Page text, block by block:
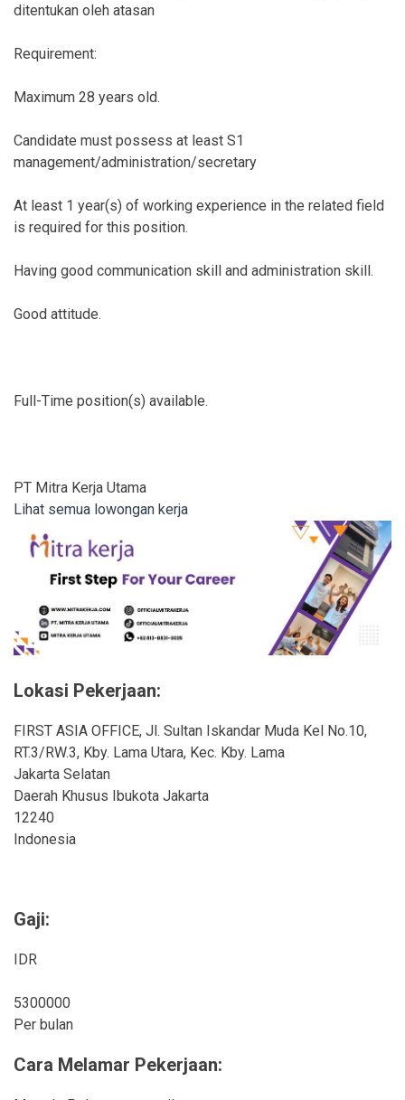
ditentukan oleh atasan
Requirement:
Maximum 28 years old.
Candidate must possess at least S1
management/administration/secretary
At least 1 year(s) of working experience in the related field
is required for this position.
Having good communication skill and administration skill.
Good attitude.
Full-Time position(s) available.
PT Mitra Kerja Utama
Lihat semua lowongan kerja
Lokasi Pekerjaan:
FIRST ASIA OFFICE, Jl. Sultan Iskandar Muda Kel No.10,
RT.3/RW.3, Kby. Lama Utara, Kec. Kby. Lama
Jakarta Selatan
Daerah Khusus Ibukota Jakarta
12240
Indonesia
Gaji:
IDR
5300000
Per bulan
Cara Melamar Pekerjaan: